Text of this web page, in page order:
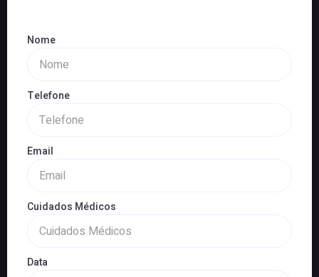
Nome
Telefone
Email
Cuidados Médicos
Data